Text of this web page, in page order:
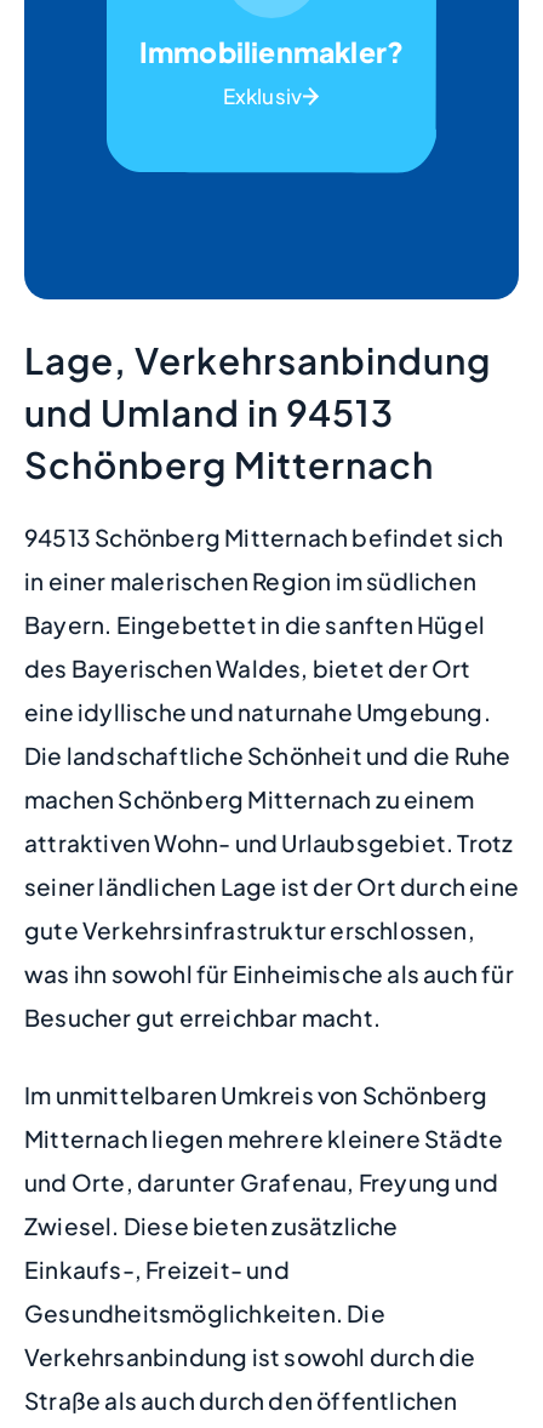
Immobilienmakler?
Exklusiv
Lage, Verkehrsanbindung
und Umland in 94513
Schönberg Mitternach
94513 Schönberg Mitternach befindet sich
in einer malerischen Region im südlichen
Bayern. Eingebettet in die sanften Hügel
des Bayerischen Waldes, bietet der Ort
eine idyllische und naturnahe Umgebung.
Die landschaftliche Schönheit und die Ruhe
machen Schönberg Mitternach zu einem
attraktiven Wohn- und Urlaubsgebiet. Trotz
seiner ländlichen Lage ist der Ort durch eine
gute Verkehrsinfrastruktur erschlossen,
was ihn sowohl für Einheimische als auch für
Besucher gut erreichbar macht.
Im unmittelbaren Umkreis von Schönberg
Mitternach liegen mehrere kleinere Städte
und Orte, darunter Grafenau, Freyung und
Zwiesel. Diese bieten zusätzliche
Einkaufs-, Freizeit- und
Gesundheitsmöglichkeiten. Die
Verkehrsanbindung ist sowohl durch die
Straße als auch durch den öffentlichen